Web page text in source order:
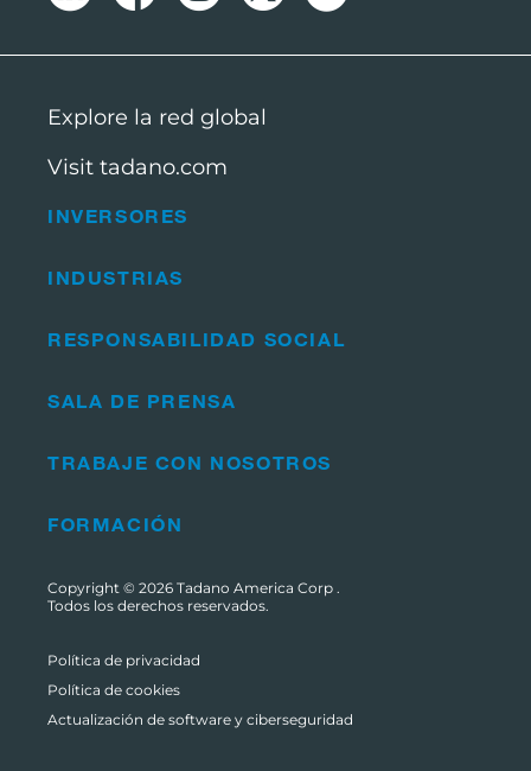
INVERSORES
INDUSTRIAS
RESPONSABILIDAD SOCIAL
SALA DE PRENSA
TRABAJE CON NOSOTROS
FORMACIÓN
Explore la red global
Visit tadano.com
Copyright © 2026 Tadano America Corp .
Todos los derechos reservados.
Política de privacidad
Política de cookies
Actualización de software y ciberseguridad